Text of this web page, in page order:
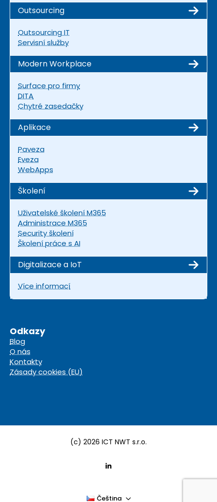
Outsourcing
Outsourcing IT
Servisní služby
Modern Workplace
Surface pro firmy
DITA
Chytré zasedačky
Aplikace
Paveza
Eveza
WebApps
Školení
Uživatelské školení M365
Administrace M365
Security školení
Školení práce s AI
Digitalizace a IoT
Více informací
Odkazy
Blog
O nás
Kontakty
Zásady cookies (EU)
(c) 2026 ICT NWT s.r.o.
Čeština